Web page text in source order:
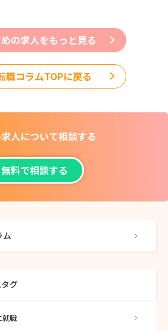
の求人をもっと見る
職コラムTOPに戻る
人について相談する
無料で相談する
ム
グ
就職